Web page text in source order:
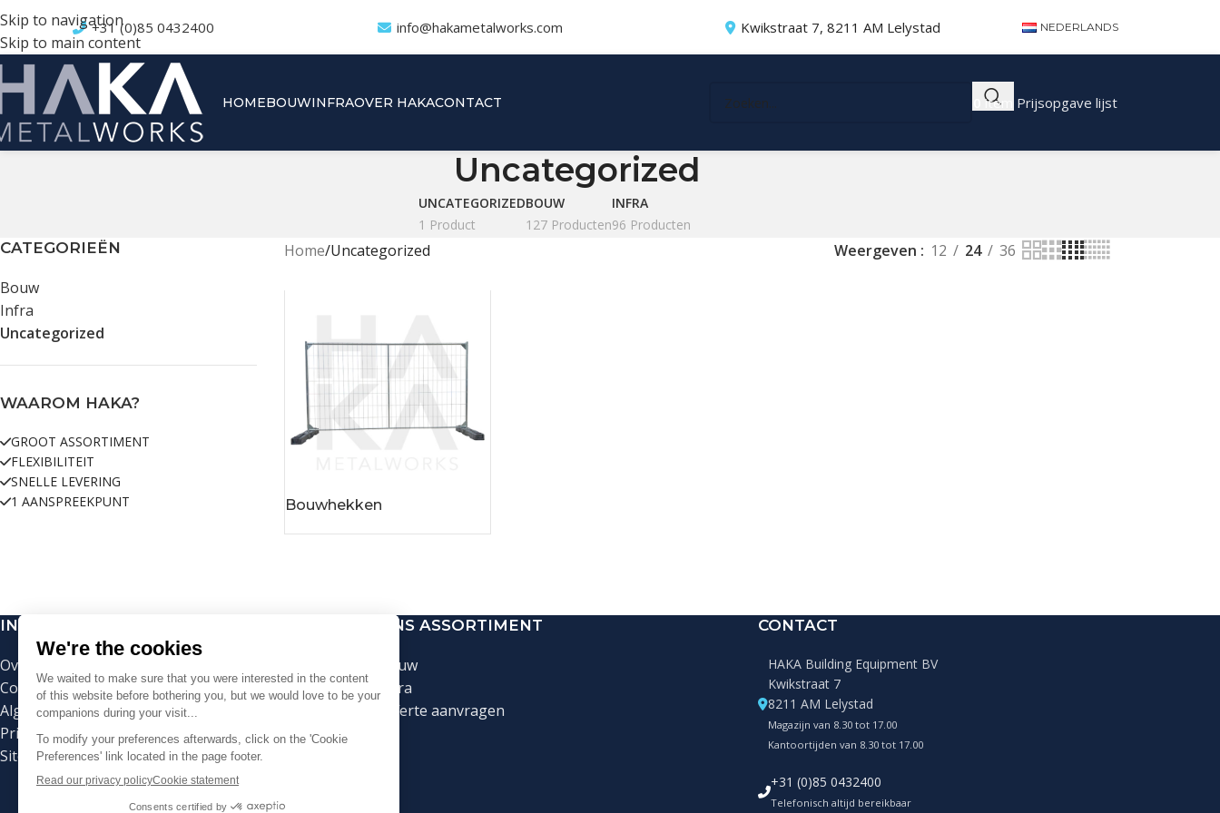
Skip to navigation
Skip to main content
+31 (0)85 0432400 info@hakametalworks.com Kwikstraat 7, 8211 AM Lelystad NEDERLANDS
HOMEBOUWINFRAOVER HAKACONTACT item Prijsopgave lijst
Uncategorized
UNCATEGORIZED
1 Product
BOUW
127 Producten
INFRA
96 Producten
CATEGORIEËN
Bouw
Infra
Uncategorized
WAAROM HAKA?
GROOT ASSORTIMENT
FLEXIBILITEIT
SNELLE LEVERING
1 AANSPREEKPUNT
Home Uncategorized Weergeven 12 24 36
Bouwhekken
INFORMATIE
Over HAKA Metalworks
Contact
Algemene voorwaarden
Privacybeleid
Sitemap
ONS ASSORTIMENT
Bouw
Infra
Offerte aanvragen
CONTACT
HAKA Building Equipment BV
Kwikstraat 7
8211 AM Lelystad
Magazijn van 8.30 tot 17.00
Kantoortijden van 8.30 tot 17.00
+31 (0)85 0432400
Telefonisch altijd bereikbaar